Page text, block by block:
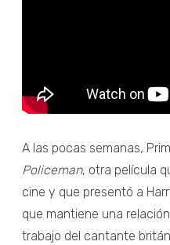
A las pocas semanas,
Policeman, otra película
cine y que presentó a
que mantiene una
trabajo del cantante